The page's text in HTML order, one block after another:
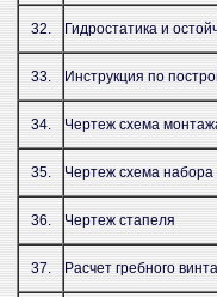
32. Гидростатика и
33. Инструкция по
34. Чертеж cхема
35. Чертеж cхема набора
36. Чертеж стапеля
37. Расчет гребного